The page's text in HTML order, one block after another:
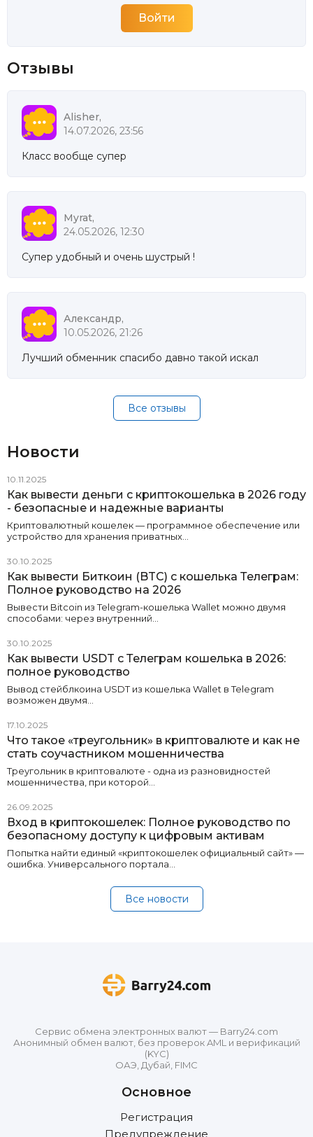
Отзывы
Alisher,
14.07.2026, 23:56
Класс вообще супер
Myrat,
24.05.2026, 12:30
Супер удобный и очень шустрый !
Александр,
10.05.2026, 21:26
Лучший обменник спасибо давно такой искал
Все отзывы
Новости
10.11.2025
Как вывести деньги с криптокошелька в 2026 году
- безопасные и надежные варианты
Криптовалютный кошелек — программное обеспечение или
устройство для хранения приватных…
30.10.2025
Как вывести Биткоин (BTC) с кошелька Телеграм:
Полное руководство на 2026
Вывести Bitcoin из Telegram-кошелька Wallet можно двумя
способами: через внутренний…
30.10.2025
Как вывести USDT с Телеграм кошелька в 2026:
полное руководство
Вывод стейблкоина USDT из кошелька Wallet в Telegram
возможен двумя…
17.10.2025
Что такое «треугольник» в криптовалюте и как не
стать соучастником мошенничества
Треугольник в криптовалюте - одна из разновидностей
мошенничества, при которой…
26.09.2025
Вход в криптокошелек: Полное руководство по
безопасному доступу к цифровым активам
Попытка найти единый «криптокошелек официальный сайт» —
ошибка. Универсального портала…
Все новости
Сервис обмена электронных валют — Barry24.com
Анонимный обмен валют, без проверок AML и верификаций
(KYC)
ОАЭ, Дубай, FIMC
Основное
Регистрация
Предупреждение